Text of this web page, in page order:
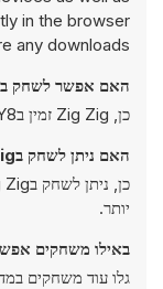
in the browser
any downloads.
האם אפשר לשחק בZig Zig בחינם?
כן, Zig Zig זמין בY8 בחינם וניתן לשחק בו ישירות בדפדפן.
האם ניתן לשחק בZig Zig במצב מסך מלא?
יותר.
באילו משחקים
גלו עוד משחקים